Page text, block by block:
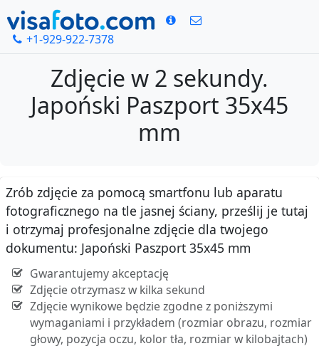
+1-929-922-7378
Zdjęcie w 2 sekundy.
Japoński Paszport 35x45
mm
Zrób zdjęcie za pomocą smartfonu lub aparatu
fotograficznego na tle jasnej ściany, prześlij je tutaj
i otrzymaj profesjonalne zdjęcie dla twojego
dokumentu: Japoński Paszport 35x45 mm
Gwarantujemy akceptację
Zdjęcie otrzymasz w kilka sekund
Zdjęcie wynikowe będzie zgodne z poniższymi
wymaganiami i przykładem (rozmiar obrazu, rozmiar
głowy, pozycja oczu, kolor tła, rozmiar w kilobajtach)